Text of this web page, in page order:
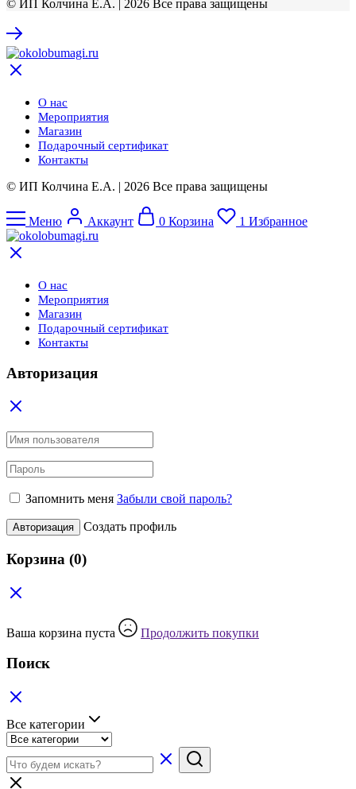
© ИП Колчина Е.А. | 2026 Все права защищены
О нас
Мероприятия
Магазин
Подарочный сертификат
Контакты
© ИП Колчина Е.А. | 2026 Все права защищены
Меню Аккаунт 0 Корзина 1 Избранное
О нас
Мероприятия
Магазин
Подарочный сертификат
Контакты
Авторизация
Запомнить меня Забыли свой пароль?
Авторизация Создать профиль
Корзина (0)
Ваша корзина пуста Продолжить покупки
Поиск
Все категории